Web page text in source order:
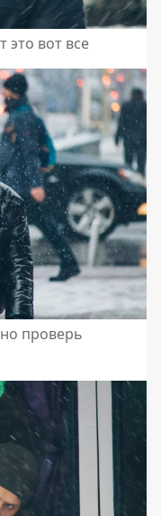
это вот все
проверь